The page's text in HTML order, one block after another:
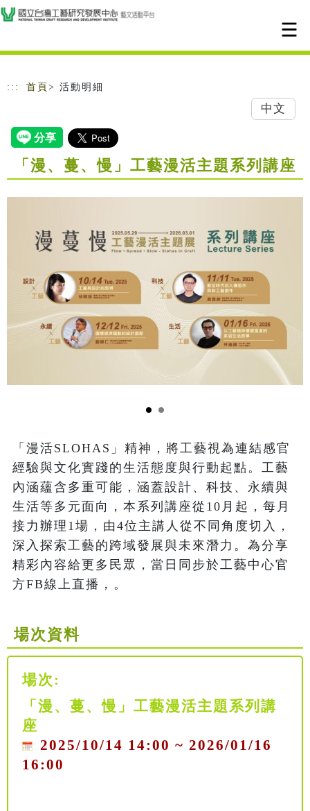
跳到主要內容
網站導覽
::: 首頁 > 活動明細
中文
「漫、蔓、慢」工藝漫活主題系列講座
「漫活SLOHAS」精神，將工藝視為連結感官
經驗與文化實踐的生活態度與行動起點。工藝
內涵蘊含多重可能，涵蓋設計、科技、永續與
生活等多元面向，本系列講座從10月起，每月
接力辦理1場，由4位主講人從不同角度切入，
深入探索工藝的跨域發展與未來潛力。為分享
精彩內容給更多民眾，當日同步於工藝中心官
方FB線上直播，。
場次資料
場次:
「漫、蔓、慢」工藝漫活主題系列講
座
2025/10/14 14:00 ~ 2026/01/16
16:00